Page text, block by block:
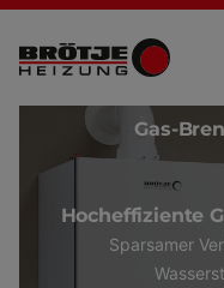
Gas-
Hocheffiziente
Sparsamer